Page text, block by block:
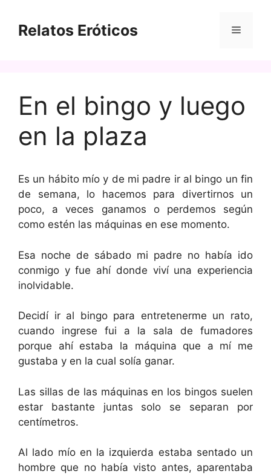
contenido
Relatos Eróticos Menú
En el bingo y luego
en la plaza
Es un hábito mío y de mi padre ir al bingo un fin
de semana, lo hacemos para divertirnos un
poco, a veces ganamos o perdemos según
como estén las máquinas en ese momento.
Esa noche de sábado mi padre no había ido
conmigo y fue ahí donde viví una experiencia
inolvidable.
Decidí ir al bingo para entretenerme un rato,
cuando ingrese fui a la sala de fumadores
porque ahí estaba la máquina que a mí me
gustaba y en la cual solía ganar.
Las sillas de las máquinas en los bingos suelen
estar bastante juntas solo se separan por
centímetros.
Al lado mío en la izquierda estaba sentado un
hombre que no había visto antes, aparentaba